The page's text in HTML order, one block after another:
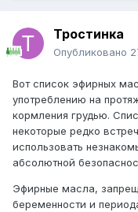
Тростинка
Опубликовано
Вот список эфирных
употреблению на
кормления грудью.
некоторые редко
использовать
абсолютной
Эфирные масла,
беременности и